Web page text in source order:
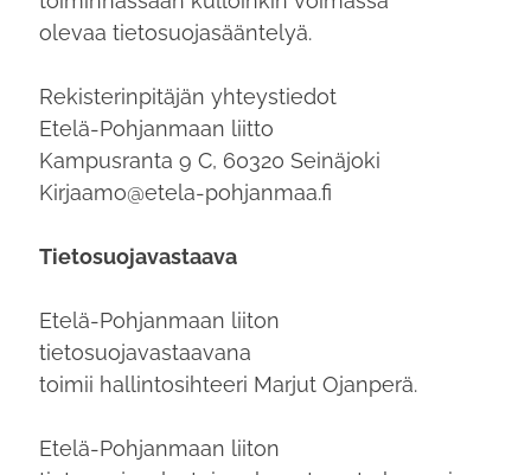
olevaa tietosuojasääntelyä.
Rekisterinpitäjän yhteystiedot
Etelä-Pohjanmaan liitto
Kampusranta 9 C, 60320 Seinäjoki
Kirjaamo@etela-pohjanmaa.fi
Tietosuojavastaava
Etelä-Pohjanmaan liiton
tietosuojavastaavana
toimii hallintosihteeri Marjut Ojanperä.
Etelä-Pohjanmaan liiton